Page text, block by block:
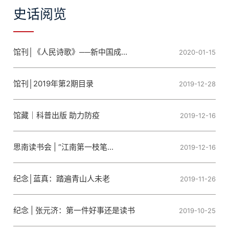
史话阅览
馆刊│《人民诗歌》──新中国成... 2020-01-15
馆刊│2019年第2期目录 2019-12-28
馆藏｜科普出版 助力防疫 2019-12-16
思南读书会 | “江南第一枝笔... 2019-12-16
纪念│蓝真：踏遍青山人未老 2019-11-26
纪念 | 张元济：第一件好事还是读书 2019-10-25